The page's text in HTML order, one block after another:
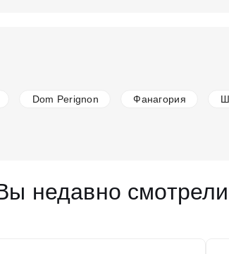
Dom Perignon Фанагория
недавно смотрели